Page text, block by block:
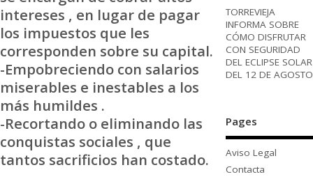
intereses , en lugar de pagar
los impuestos que les
corresponden sobre su capital.
-Empobreciendo con salarios
miserables e inestables a los
más humildes .
-Recortando o eliminando las
conquistas sociales , que
tantos sacrificios han costado.
TORREVIEJA
INFORMA SOBRE
CÓMO DISFRUTAR
CON SEGURIDAD
DEL ECLIPSE SOLAR
DEL 12 DE AGOSTO
Pages
Aviso Legal
Contacta